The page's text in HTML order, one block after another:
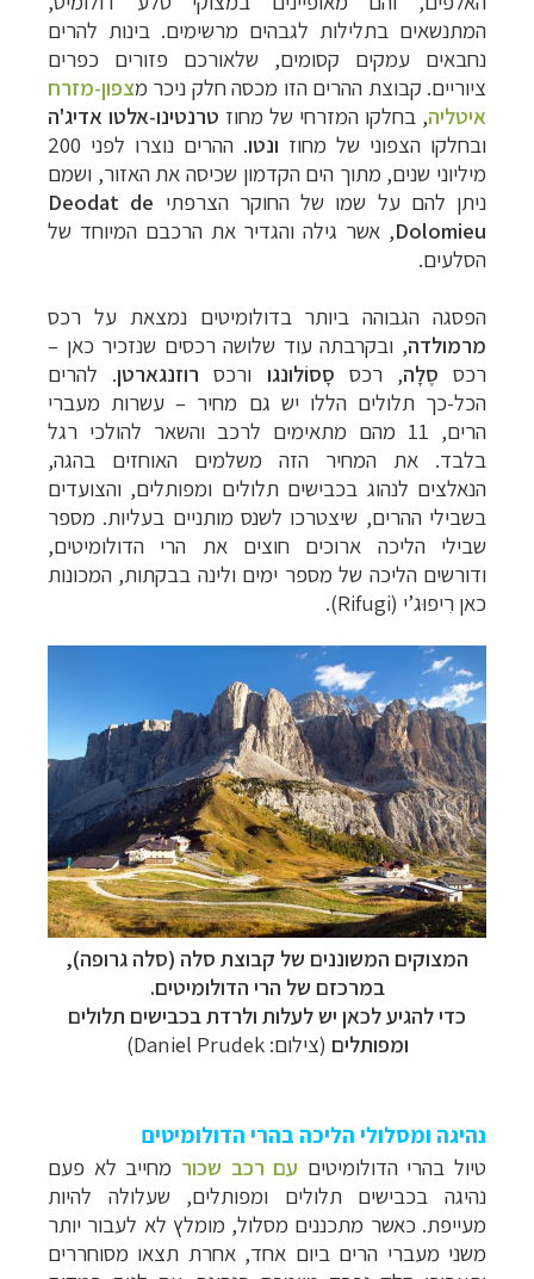
המתנשאים בתלילות לגבהים מרשימים. בינות להרים
נחבאים עמקים קסומים, שלאורכם פזורים כפרים
ציוריים. קבוצת ההרים הזו מכסה חלק ניכר מצפון-מזרח
איטליה, בחלקו המזרחי של מחוז טרנטינו-אלטו אדיג'ה
ובחלקו הצפוני של מחוז ונטו.
ההרים נוצרו לפני 200
מיליוני שנים, מתוך הים הקדמון שכיסה את האזור, ושמם
ניתן להם על שמו של החוקר הצרפתי Deodat de
Dolomieu, אשר גילה והגדיר את הרכבם המיוחד של
הסלעים.
הפסגה הגבוהה ביותר בדולומיטים נמצאת על רכס
מרמולדה, ובקרבתה עוד שלושה רכסים שנזכיר כאן –
רכס סֶלָה, רכס סָסוֹלונגו ורכס רוזנגארטן. להרים
הכל-כך תלולים הללו יש גם מחיר –עשרות מעברי
הרים, 11 מהם מתאימים לרכב והשאר להולכי רגל
בלבד. את המחיר הזה משלמים האוחזים בהגה,
הנאלצים לנהוג בכבישים תלולים ומפותלים, והצועדים
בשבילי ההרים, שיצטרכו לשנס מותניים בעליות. מספר
שבילי הליכה ארוכים חוצים את הרי הדולומיטים,
ודורשים הליכה של מספר ימים ולינה בבקתות, המכונות
כאן רִיפוּג’י (Rifugi).
המצוקים המשוננים של קבוצת סלה (סלה גרופה),
במרכזם של הרי הדולומיטים.
כדי להגיע לכאן יש לעלות ולרדת בכבישים תלולים
ומפותלים (צילום:Daniel Prudek
)
נהיגה ומסלולי הליכה בהרי הדולומיטים
טיול בהרי הדולומיטים עם רכב שכור מחייב לא פעם
נהיגה בכבישים תלולים ומפותלים, שעלולה להיות
מעייפת. כאשר מתכננים מסלול, מומלץ לא לעבור יותר
משני מעברי הרים ביום אחד, אחרת תצאו מסוחררים